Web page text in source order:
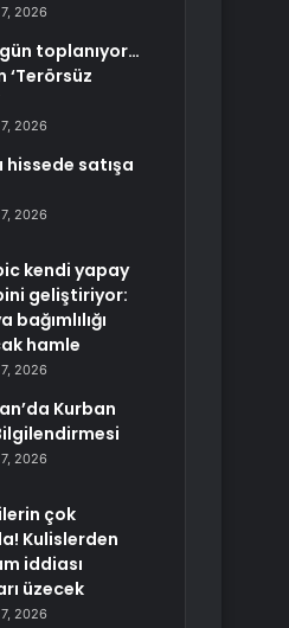
2026
toplanıyor…
‘Terörsüz
2026
hissede satışa
2026
kendi yapay
geliştiriyor:
bağımlılığı
hamle
2026
Kurban
2026
çok
Kulislerden
iddiası
üzecek
2026